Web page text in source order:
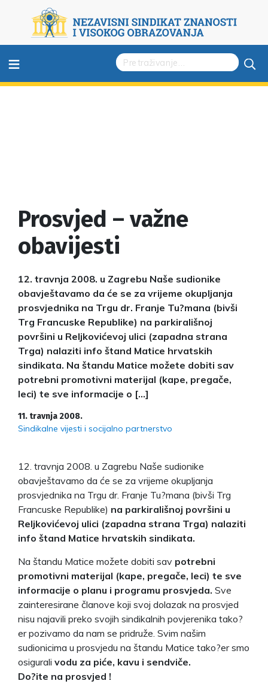
≡
Prosvjed – važne
obavijesti
12. travnja 2008. u Zagrebu Naše sudionike
obavještavamo da će se za vrijeme okupljanja
prosvjednika na Trgu dr. Franje Tu?mana (bivši
Trg Francuske Republike) na parkirališnoj
površini u Reljkovićevoj ulici (zapadna strana
Trga) nalaziti info štand Matice hrvatskih
sindikata. Na štandu Matice možete dobiti sav
potrebni promotivni materijal (kape, pregače,
leci) te sve informacije o […]
11. travnja 2008.
Sindikalne vijesti i socijalno partnerstvo
12. travnja 2008. u Zagrebu Naše sudionike
obavještavamo da će se za vrijeme okupljanja
prosvjednika na Trgu dr. Franje Tu?mana (bivši Trg
Francuske Republike) na parkirališnoj površini u
Reljkovićevoj ulici (zapadna strana Trga) nalaziti
info štand Matice hrvatskih sindikata.
Na štandu Matice možete dobiti sav potrebni
promotivni materijal (kape, pregače, leci) te sve
informacije o planu i programu prosvjeda. Sve
zainteresirane članove koji svoj dolazak na prosvjed
nisu najavili preko svojih sindikalnih povjerenika tako?
er pozivamo da nam se pridruže. Svim našim
sudionicima u prosvjedu na štandu Matice tako?er smo
osigurali vodu za piće, kavu i sendviče.
Do?ite na prosvjed !